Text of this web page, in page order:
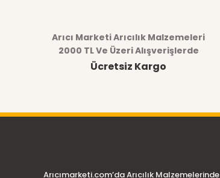
Arıcı Marketi Arıcılık Malzemeleri
2000 TL Ve Üzeri Alışverişlerde
Ücretsiz Kargo
Arıcımarketi.com’da Arıcılık Malzemelerinde